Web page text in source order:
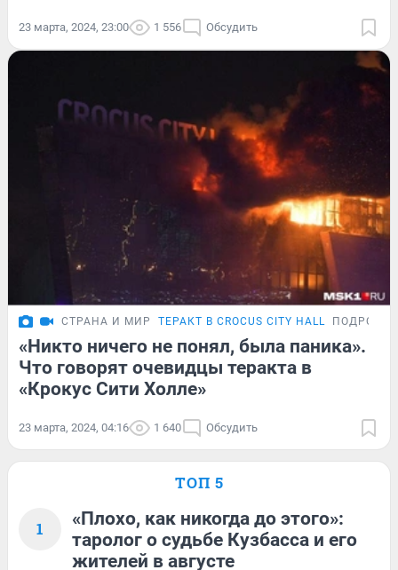
23 марта, 2024, 23:00 1 556 Обсудить
СТРАНА И МИР ТЕРАКТ В CROCUS CITY HALL
«Никто ничего не понял, была паника».
Что говорят очевидцы теракта в
«Крокус Сити Холле»
23 марта, 2024, 04:16 1 640 Обсудить
ТОП 5
1
«Плохо, как никогда до этого»:
таролог о судьбе Кузбасса и его
жителей в августе